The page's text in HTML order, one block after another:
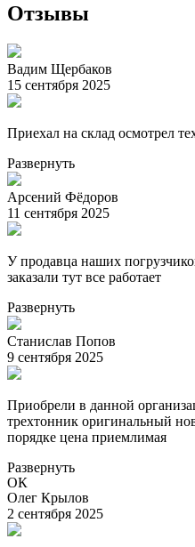
Отзывы
Вадим Щербаков
15 сентября 2025
Приехал на склад осмотрел
Развернуть
Арсений Фёдоров
11 сентября 2025
У продавца наших
заказали тут все работает
Развернуть
Станислав Попов
9 сентября 2025
Приобрели в данной
трехтонник оригинальный
порядке цена приемлимая
Развернуть
ОК
Олег Крылов
2 сентября 2025